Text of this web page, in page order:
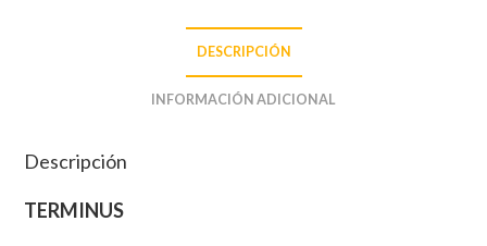
DESCRIPCIÓN
INFORMACIÓN ADICIONAL
Descripción
TERMINUS